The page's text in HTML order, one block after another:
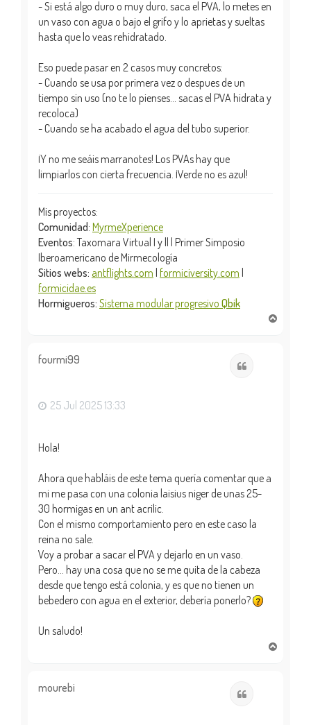
- Si está algo duro o muy duro, saca el PVA, lo metes en
un vaso con agua o bajo el grifo y lo aprietas y sueltas
hasta que lo veas rehidratado.
Eso puede pasar en 2 casos muy concretos:
- Cuando se usa por primera vez o despues de un
tiempo sin uso (no te lo pienses... sacas el PVA hidrata y
recoloca)
- Cuando se ha acabado el agua del tubo superior.
¡Y no me seáis marranotes! Los PVAs hay que
limpiarlos con cierta frecuencia. ¡Verde no es azul!
Mis proyectos:
Comunidad: MyrmeXperience
Eventos: Taxomara Virtual I y || | Primer Simposio
Iberoamericano de Mirmecología
Sitios webs: antflights.com | formiciversity.com |
formicidae.es
Hormigueros: Sistema modular progresivo Qbik
fourmi99
25 Jul 2025 13:33
Hola!
Ahora que habláis de este tema quería comentar que a
mi me pasa con una colonia laisius niger de unas 25-
30 hormigas en un ant acrilic.
Con el mismo comportamiento pero en este caso la
reina no sale.
Voy a probar a sacar el PVA y dejarlo en un vaso.
Pero... hay una cosa que no se me quita de la cabeza
desde que tengo está colonia, y es que no tienen un
bebedero con agua en el exterior, debería ponerlo?
Un saludo!
mourebi